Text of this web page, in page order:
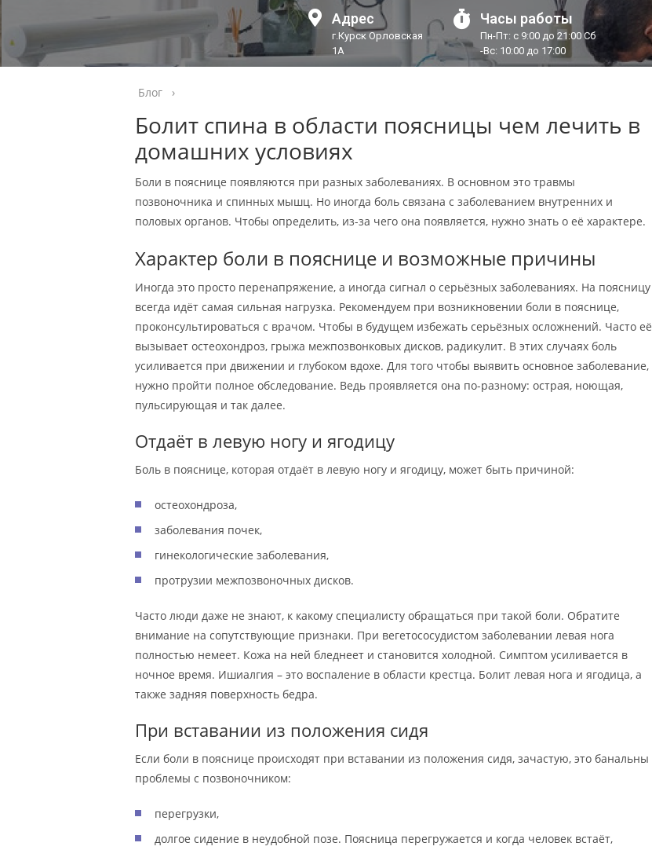
Адрес
г.Курск Орловская
1А
Часы работы
Пн-Пт: с 9:00 до 21:00 Сб
-Вс: 10:00 до 17:00
Блог ›
Болит спина в области поясницы чем лечить в
домашних условиях
Боли в пояснице появляются при разных заболеваниях. В основном это травмы
позвоночника и спинных мышц. Но иногда боль связана с заболеванием внутренних и
половых органов. Чтобы определить, из-за чего она появляется, нужно знать о её характере.
Характер боли в пояснице и возможные причины
Иногда это просто перенапряжение, а иногда сигнал о серьёзных заболеваниях. На поясницу
всегда идёт самая сильная нагрузка. Рекомендуем при возникновении боли в пояснице,
проконсультироваться с врачом. Чтобы в будущем избежать серьёзных осложнений. Часто её
вызывает остеохондроз, грыжа межпозвонковых дисков, радикулит. В этих случаях боль
усиливается при движении и глубоком вдохе. Для того чтобы выявить основное заболевание,
нужно пройти полное обследование. Ведь проявляется она по-разному: острая, ноющая,
пульсирующая и так далее.
Отдаёт в левую ногу и ягодицу
Боль в пояснице, которая отдаёт в левую ногу и ягодицу, может быть причиной:
остеохондроза,
заболевания почек,
гинекологические заболевания,
протрузии межпозвоночных дисков.
Часто люди даже не знают, к какому специалисту обращаться при такой боли. Обратите
внимание на сопутствующие признаки. При вегетососудистом заболевании левая нога
полностью немеет. Кожа на ней бледнеет и становится холодной. Симптом усиливается в
ночное время. Ишиалгия – это воспаление в области крестца. Болит левая нога и ягодица, а
также задняя поверхность бедра.
При вставании из положения сидя
Если боли в пояснице происходят при вставании из положения сидя, зачастую, это банальны
проблемы с позвоночником:
перегрузки,
долгое сидение в неудобной позе. Поясница перегружается и когда человек встаёт,